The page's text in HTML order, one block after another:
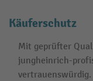
Käuferschutz
Mit geprüfter
jungheinrich-
vertrauenswürdig.